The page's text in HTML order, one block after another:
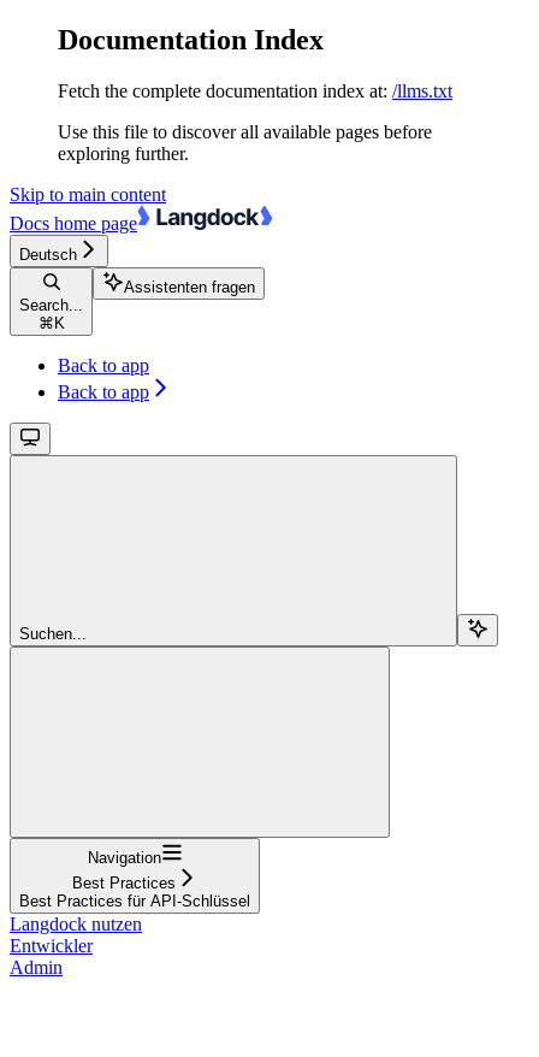
Documentation Index
Fetch the complete documentation index at: /llms.txt
Use this file to discover all available pages before
exploring further.
Skip to main content
Docs home page
Deutsch
Search...
⌘ K
Assistenten fragen
Back to app
Back to app
Suchen...
Navigation
Best Practices
Best Practices für API-Schlüssel
Langdock nutzen
Entwickler
Admin